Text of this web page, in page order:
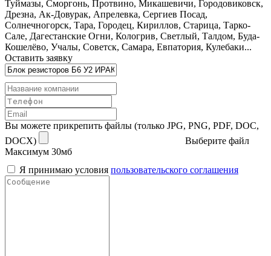
Туймазы, Сморгонь, Протвино, Микашевичи, Городовиковск,
Дрезна, Ак-Довурак, Апрелевка, Сергиев Посад,
Солнечногорск, Тара, Городец, Кириллов, Старица, Тарко-
Сале, Дагестанские Огни, Кологрив, Светлый, Талдом, Буда-
Кошелёво, Учалы, Советск, Самара, Евпатория, Кулебаки...
Оставить заявку
Вы можете прикрепить файлы (только JPG, PNG, PDF, DOC,
DOCX)
Выберите файл
Максимум 30мб
Я принимаю условия пользовательского соглашения